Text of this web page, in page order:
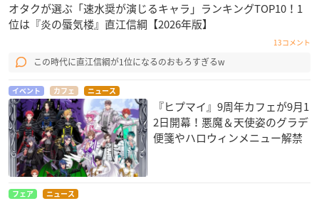
オタクが選ぶ「速水奨が演じるキャラ」ランキングTOP10！1
位は『炎の蜃気楼』直江信綱【2026年版】
13コメント
この時代に直江信綱が1位になるのおもろすぎるw
イベント カフェ ニュース
『ヒプマイ』9周年カフェが9月1
2日開幕！悪魔＆天使姿のグラデ
便箋やハロウィンメニュー解禁
フェア ニュース